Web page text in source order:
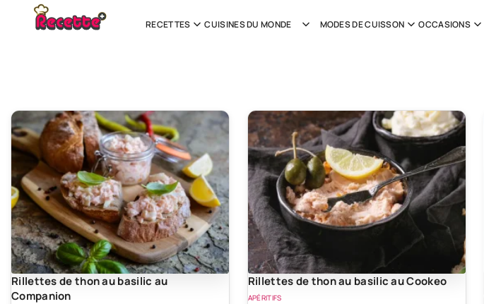
RECETTES CUISINES DU MONDE MODES DE CUISSON OCCASIONS
Rillettes de thon au basilic au
Companion
Rillettes de thon au basilic au Cookeo
APÉRITIFS